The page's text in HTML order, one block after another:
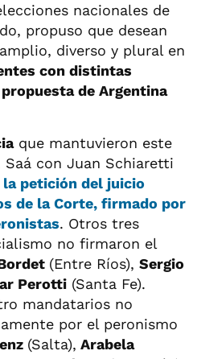
nacionales de
propuso que desean
diverso y plural en
con distintas
de Argentina
que mantuvieron este
Saá con Juan Schiaretti
la petición del juicio
de la Corte, firmado por
. Otros tres
no firmaron el
(Entre Ríos), Sergio
Perotti (Santa Fe).
mandatarios no
por el peronismo
(Salta), Arabela